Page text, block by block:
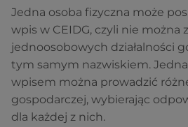
Jedna osoba fizyczna może
wpis w CEIDG, czyli nie można
jednoosobowych działalności
tym samym nazwiskiem.
wpisem można prowadzić
gospodarczej, wybierając
dla każdej z nich.